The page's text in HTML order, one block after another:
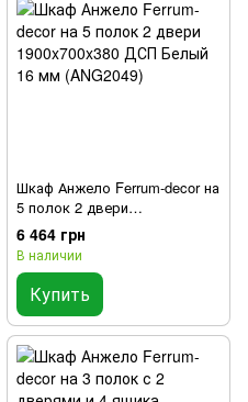
Шкаф Анжело Ferrum-decor на
5 полок 2 двери
1900x700x380 ДСП Белый 16
мм (ANG2049)
6 464 грн
В наличии
Купить